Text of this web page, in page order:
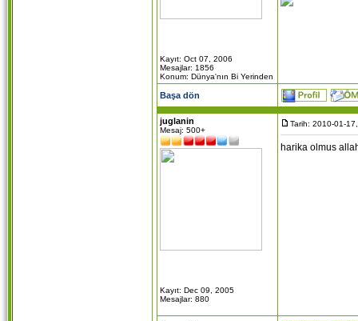
Kayıt: Oct 07, 2006
Mesajlar: 1856
Konum: Dünya'nın Bi Yerinden
Başa dön
juglanin
Mesaj: 500+
Kayıt: Dec 09, 2005
Mesajlar: 880
Tarih: 2010-01-
harika olmus